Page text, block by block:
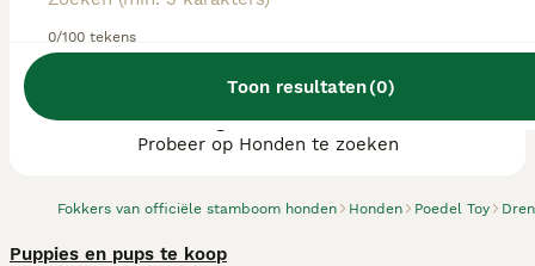
0/100 tekens
Toon resultaten(0)
Fokkers van officiële stamboom honden Honden Poedel Toy
We hebben 0 Poedel Toy fokkers, Coevorden
gevonden.
Probeer op Honden te zoeken
Puppies en pups te koop